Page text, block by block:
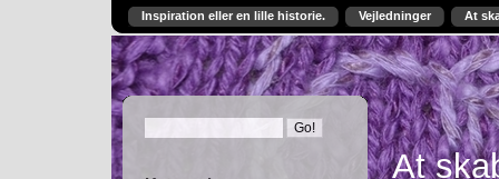
Inspiration eller en lille historie. Vejledninger At
At